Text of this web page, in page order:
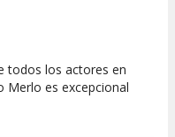
10
todos los actores en
Merlo es excepcional